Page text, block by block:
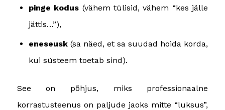
pinge kodus (vähem tülisid, vähem “kes jälle
jättis…”),
eneseusk(sa näed, et sa suudad hoida korda,
kui süsteem toetab sind).
See on põhjus, miks professionaalne
korrastusteenus on paljude jaoks mitte “luksus”,